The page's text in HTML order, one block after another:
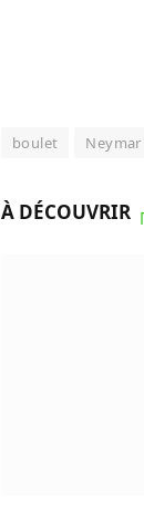
boulet Neymar
À DÉCOUVRIR